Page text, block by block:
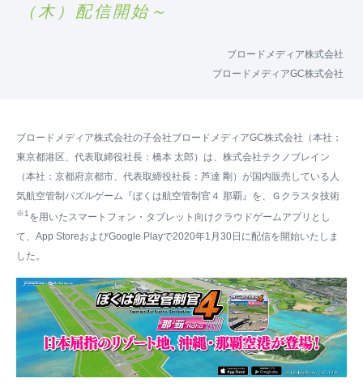
（木）配信開始～
ブロードメディア株式会社
ブロードメディアGC株式会社
ブロードメディア株式会社の子会社ブロードメディアGC株式会社（本社：
東京都港区、代表取締役社長：橋本 太郎）は、株式会社テクノブレイン
（本社：京都府京都市、代表取締役社長：芦達 剛）が国内販売している人
気航空管制パズルゲーム『ぼくは航空管制官４ 那覇』を、Ｇクラスタ技術
※1 を用いたスマートフォン・タブレット向けクラウドゲームアプリとし
て、App StoreおよびGoogle Playで2020年1月30日に配信を開始いたしま
した。